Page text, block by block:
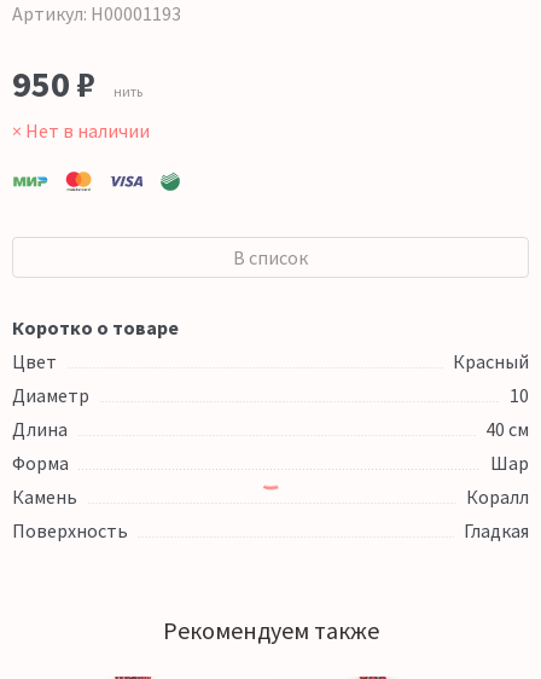
Артикул: Н00001193
950 ₽ нить
× Нет в наличии
В список
Коротко о товаре
Цвет
Красный
Диаметр
10
Длина
40 см
Форма
Шар
Камень
Коралл
Поверхность
Гладкая
Рекомендуем также